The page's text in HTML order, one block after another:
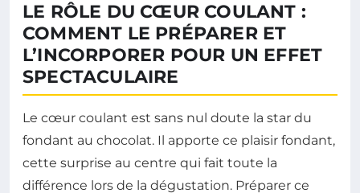
LE RÔLE DU CŒUR COULANT :
COMMENT LE PRÉPARER ET
L’INCORPORER POUR UN EFFET
SPECTACULAIRE
Le cœur coulant est sans nul doute la star du
fondant au chocolat. Il apporte ce plaisir fondant,
cette surprise au centre qui fait toute la
différence lors de la dégustation. Préparer ce